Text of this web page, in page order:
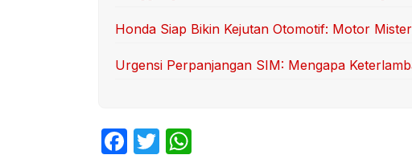
Honda Siap Bikin Kejutan Otomotif: Motor
Urgensi Perpanjangan SIM: Mengapa
F
T